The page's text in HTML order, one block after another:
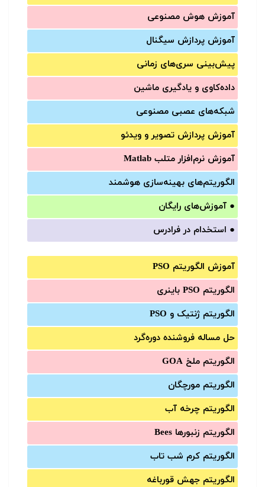
آموزش‌ هوش مصنوعی
آموزش‌ پردازش سیگنال
پیش‌‌بینی سری‌‌های زمانی
داده‌کاوی و یادگیری ماشین
شبکه‌های عصبی مصنوعی
آموزش‌ پردازش تصویر و ویدئو
آموزش‌ نرم‌افزار متلب Matlab
الگوریتم‌های بهینه‌سازی هوشمند
● آموزش‌های رایگان
● استخدام در فرادرس
آموزش الگوریتم PSO
الگوریتم PSO باینری
الگوریتم ژنتیک و PSO
حل مساله فروشنده دوره‌گرد
الگوریتم ملخ GOA
الگوریتم مورچگان
الگوریتم چرخه آب
الگوریتم زنبورها Bees
الگوریتم کرم شب تاب
الگوریتم جهش قورباغه